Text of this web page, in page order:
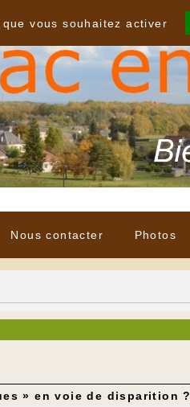
Nous contacter Photos
» en voie de disparition ?
vous souhaitez activer